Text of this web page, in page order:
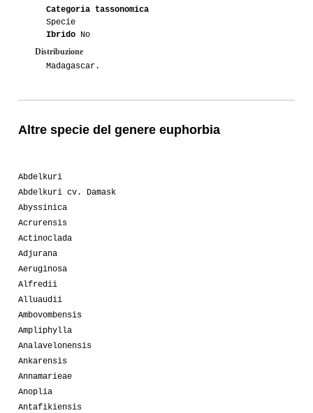
Categoria tassonomica
Specie
Ibrido No
Distribuzione
Madagascar.
Altre specie del genere euphorbia
Abdelkuri
Abdelkuri cv. Damask
Abyssinica
Acrurensis
Actinoclada
Adjurana
Aeruginosa
Alfredii
Alluaudii
Ambovombensis
Ampliphylla
Analavelonensis
Ankarensis
Annamarieae
Anoplia
Antafikiensis